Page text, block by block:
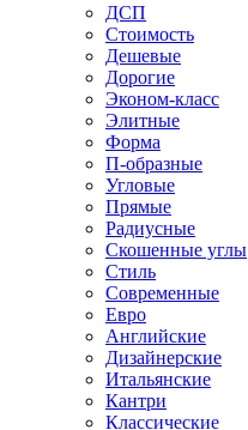
ДСП
Стоимость
Дешевые
Дорогие
Эконом-класс
Элитные
Форма
П-образные
Угловые
Прямые
Радиусные
Скошенные углы
Стиль
Современные
Евро
Английские
Дизайнерские
Итальянские
Кантри
Классические